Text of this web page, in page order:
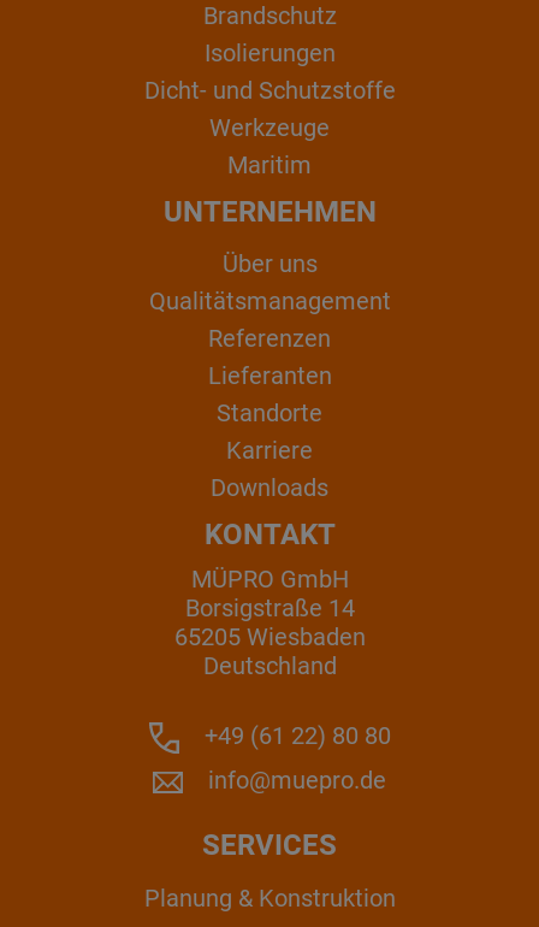
Brandschutz
Isolierungen
Dicht- und Schutzstoffe
Werkzeuge
Maritim
UNTERNEHMEN
Über uns
Qualitätsmanagement
Referenzen
Lieferanten
Standorte
Karriere
Downloads
KONTAKT
MÜPRO GmbH
Borsigstraße 14
65205 Wiesbaden
Deutschland
+49 (61 22) 80 80
info@muepro.de
SERVICES
Planung & Konstruktion